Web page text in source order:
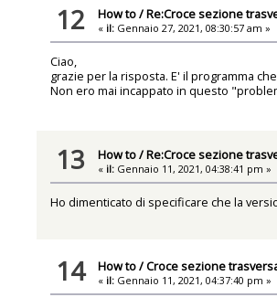
12 How to/Re:Croce sezione
« il: Gennaio 27, 2021, 08:30:57 am »
Ciao,
grazie per la risposta. E' il programma
Non ero mai incappato in questo
13 How to/Re:Croce sezione
« il: Gennaio 11, 2021, 04:38:41 pm »
Ho dimenticato di specificare che la
14 How to/Croce sezione
« il: Gennaio 11, 2021, 04:37:40 pm »